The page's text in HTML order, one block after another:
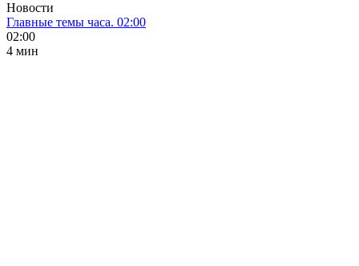
Новости
Главные темы часа. 02:00
02:00
4 мин